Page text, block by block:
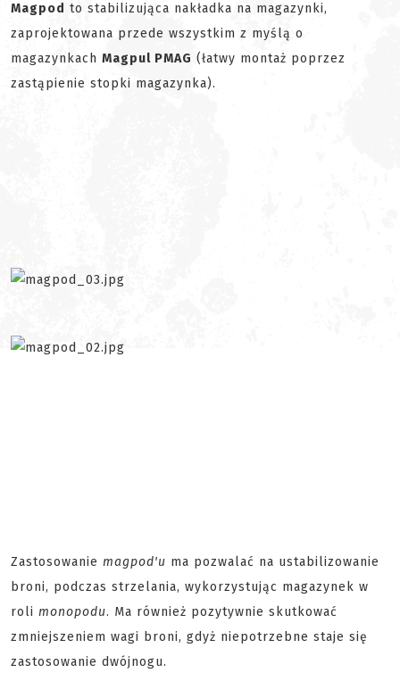
Magpod to stabilizująca nakładka na magazynki,
zaprojektowana przede wszystkim z myślą o
magazynkach Magpul PMAG (łatwy montaż poprzez
zastąpienie stopki magazynka).
Zastosowanie magpod'u ma pozwalać na ustabilizowanie
broni, podczas strzelania, wykorzystując magazynek w
roli monopodu. Ma również pozytywnie skutkować
zmniejszeniem wagi broni, gdyż niepotrzebne staje się
zastosowanie dwójnogu.